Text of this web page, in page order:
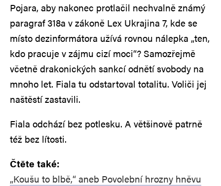
Pojara, aby nakonec protlačil nechvalně známý
paragraf 318a v zákoně Lex Ukrajina 7, kde se
místo dezinformátora užívá rovnou nálepka „ten,
kdo pracuje v zájmu cizí moci“? Samozřejmě
včetně drakonických sankcí odnětí svobody na
mnoho let. Fiala tu odstartoval totalitu. Voliči jej
naštěstí zastavili.
Fiala odchází bez potlesku. A většinově patrně
též bez lítosti.
Čtěte také:
„Koušu to blbě,“ aneb Povolební hrozny hněvu